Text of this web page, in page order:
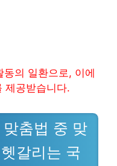
의 일환으로, 이에
제공받습니다.
춤법 중 맞
갈리는 국